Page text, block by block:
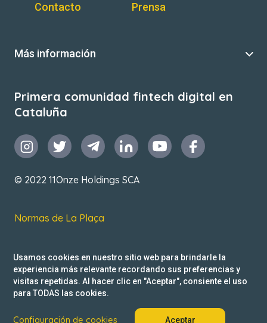
Contacto Prensa
Más información
Primera comunidad fintech digital en
Cataluña
© 2022 11Onze Holdings SCA
Normas de La Plaça
Política de privacidad
Reclamacions
Usamos cookies en nuestro sitio web para brindarle la
experiencia más relevante recordando sus preferencias y
visitas repetidas. Al hacer clic en "Aceptar", consiente el uso
para TODAS las cookies.
Configuración de cookies Aceptar